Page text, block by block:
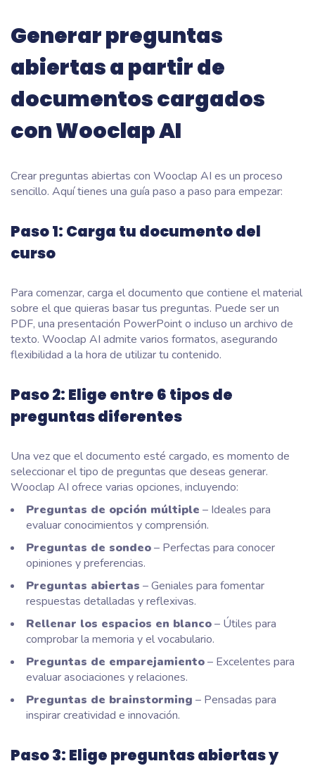
Generar preguntas
abiertas a partir de
documentos cargados
con Wooclap AI
Crear preguntas abiertas con Wooclap AI es un proceso
sencillo. Aquí tienes una guía paso a paso para empezar:
Paso 1: Carga tu documento del
curso
Para comenzar, carga el documento que contiene el material
sobre el que quieras basar tus preguntas. Puede ser un
PDF, una presentación PowerPoint o incluso un archivo de
texto. Wooclap AI admite varios formatos, asegurando
flexibilidad a la hora de utilizar tu contenido.
Paso 2: Elige entre 6 tipos de
preguntas diferentes
Una vez que el documento esté cargado, es momento de
seleccionar el tipo de preguntas que deseas generar.
Wooclap AI ofrece varias opciones, incluyendo:
Preguntas de opción múltiple – Ideales para
evaluar conocimientos y comprensión.
Preguntas de sondeo– Perfectas para conocer
opiniones y preferencias.
Preguntas abiertas – Geniales para fomentar
respuestas detalladas y reflexivas.
Rellenar los espacios en blanco– Útiles para
comprobar la memoria y el vocabulario.
Preguntas de emparejamiento– Excelentes para
evaluar asociaciones y relaciones.
Preguntas de brainstorming – Pensadas para
inspirar creatividad e innovación.
Paso 3: Elige preguntas abiertas y